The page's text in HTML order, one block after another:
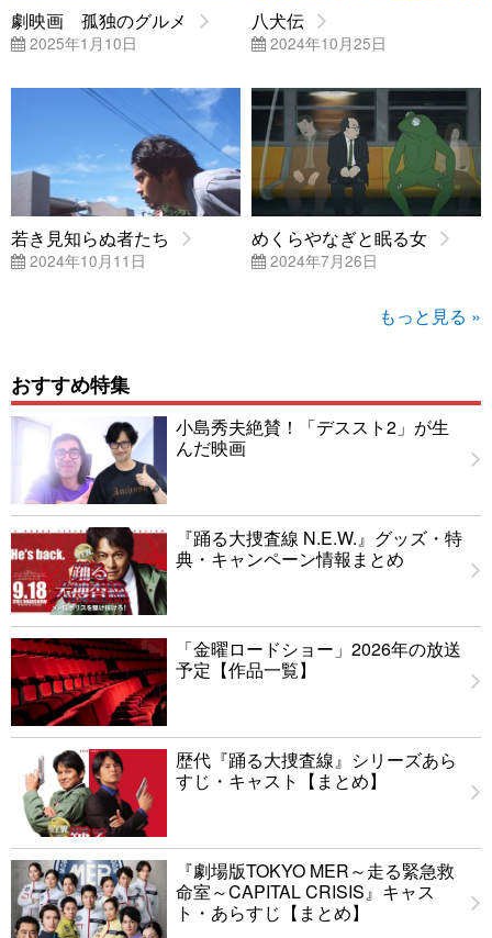
劇映画 孤独のグルメ
2025年1月10日
八犬伝
2024年10月25日
若き見知らぬ者たち
2024年10月11日
めくらやなぎと眠る女
2024年7月26日
もっと見る »
おすすめ特集
小島秀夫絶賛！「デススト2」が生
んだ映画
『踊る大捜査線 N.E.W.』グッズ・特
典・キャンペーン情報まとめ
「金曜ロードショー」2026年の放送
予定【作品一覧】
歴代『踊る大捜査線』シリーズあら
すじ・キャスト【まとめ】
『劇場版TOKYO MER～走る緊急救
命室～CAPITAL CRISIS』キャス
ト・あらすじ【まとめ】